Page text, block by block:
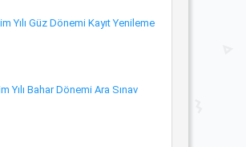
Yılı Güz Dönemi Kayıt Yenileme
Bahar Dönemi Ara Sınav